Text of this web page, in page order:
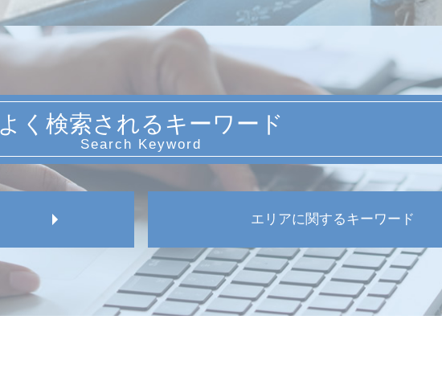
よく検索されるキーワード
エリアに関するキーワード
名古屋市 試用期間 対応
愛知県 メンタルヘルス 問題
名古屋市 人事異動トラブル